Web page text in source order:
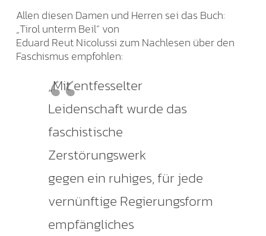
Allen diesen Damen und Herren sei das Buch:
„Tirol unterm Beil“ von
Eduard Reut Nicolussi zum Nachlesen über den
Faschismus empfohlen:
„Mit entfesselter
Leidenschaft wurde das
faschistische
Zerstörungswerk
gegen ein ruhiges, für jede
vernünftige Regierungsform
empfängliches